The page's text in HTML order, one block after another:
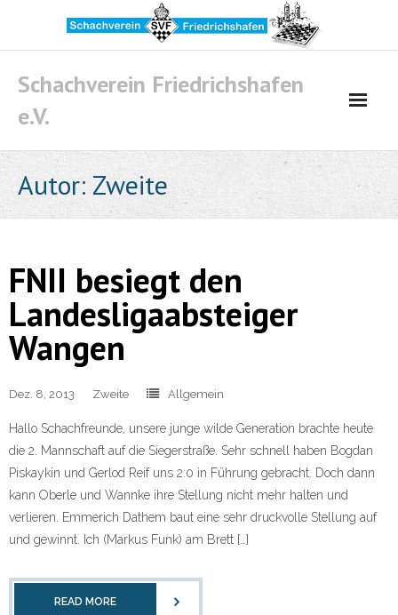
content
Schachverein Friedrichshafen
e.V.
Autor: Zweite
FNII besiegt den
Landesligaabsteiger
Wangen
Dez. 8, 2013 Zweite Allgemein
Hallo Schachfreunde, unsere junge wilde Generation brachte heute
die 2. Mannschaft auf die Siegerstraße. Sehr schnell haben Bogdan
Piskaykin und Gerlod Reif uns 2:0 in Führung gebracht. Doch dann
kann Oberle und Wannke ihre Stellung nicht mehr halten und
verlieren. Emmerich Dathem baut eine sehr druckvolle Stellung auf
und gewinnt. Ich (Markus Funk) am Brett […]
READ MORE